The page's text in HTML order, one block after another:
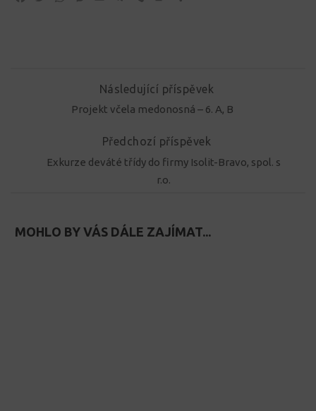
Následující příspěvek
Projekt včela medonosná – 6. A, B
Předchozí příspěvek
Exkurze deváté třídy do firmy Isolit-Bravo, spol. s
r.o.
MOHLO BY VÁS DÁLE ZAJÍMAT...